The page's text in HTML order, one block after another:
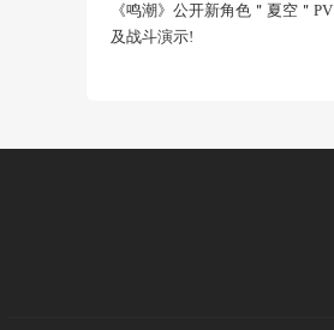
《鸣潮》公开新角色＂夏空＂PV
及战斗演示!